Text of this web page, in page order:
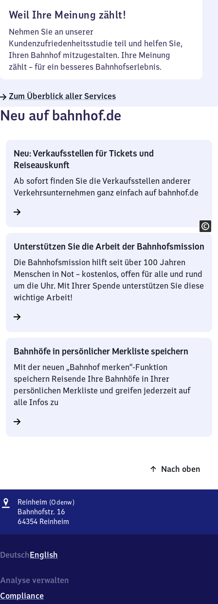
Weil Ihre Meinung zählt!
Nehmen Sie an unserer
Kundenzufriedenheitsstudie teil und helfen Sie,
Ihren Bahnhof mitzugestalten. Ihre Meinung
zählt – für ein besseres Bahnhofserlebnis.
Zum Überblick aller Services
Neu auf bahnhof.de
Neu: Verkaufsstellen für Tickets und
Reiseauskunft
Ab sofort finden Sie die Verkaufsstellen anderer
Verkehrsunternehmen ganz einfach auf bahnhof.de
Unterstützen Sie die Arbeit der Bahnhofsmission
Die Bahnhofsmission hilft seit über 100 Jahren
Menschen in Not – kostenlos, offen für alle und rund
um die Uhr. Mit Ihrer Spende unterstützen Sie diese
wichtige Arbeit!
Bahnhöfe in persönlicher Merkliste speichern
Mit der neuen „Bahnhof merken“-Funktion
speichern Reisende Ihre Bahnhöfe in Ihrer
persönlichen Merkliste und greifen jederzeit auf
alle Infos zu
Nach oben
Adresse
Reinheim (Odenw)Reinheim
Bahnhofstr. 16
64354 Reinheim
Bahnhofstr.
16,
4
5
DeutschEnglish
Analyse verwalten
Compliance